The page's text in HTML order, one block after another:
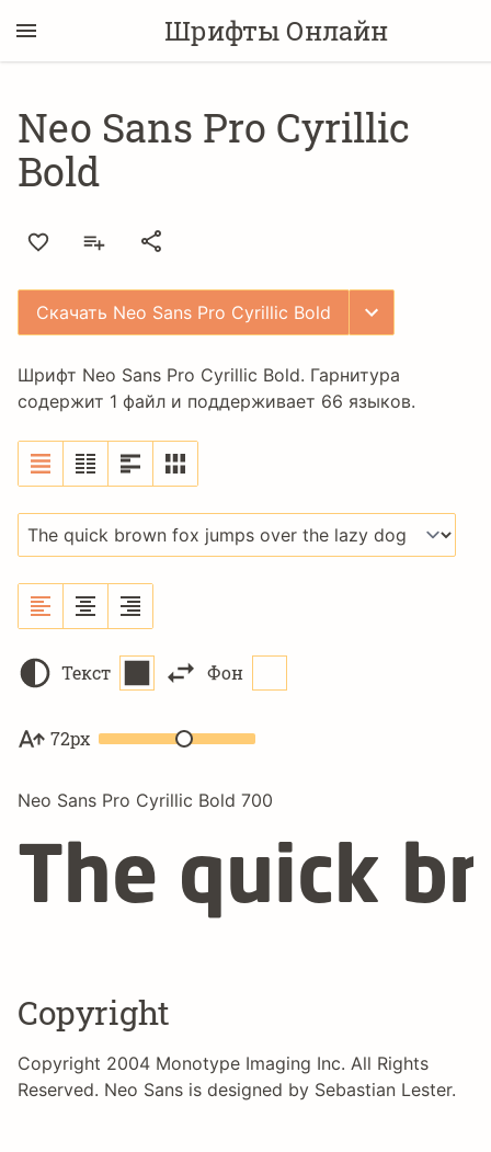
Шрифты Онлайн
Neo Sans Pro Cyrillic
Bold
Скачать Neo Sans Pro Cyrillic Bold
Шрифт Neo Sans Pro Cyrillic Bold. Гарнитура
содержит 1 файл и поддерживает 66 языков.
Текст Фон
72px
Neo Sans Pro Cyrillic Bold 700
The quick
Copyright
Copyright 2004 Monotype Imaging Inc. All Rights
Reserved. Neo Sans is designed by Sebastian Lester.